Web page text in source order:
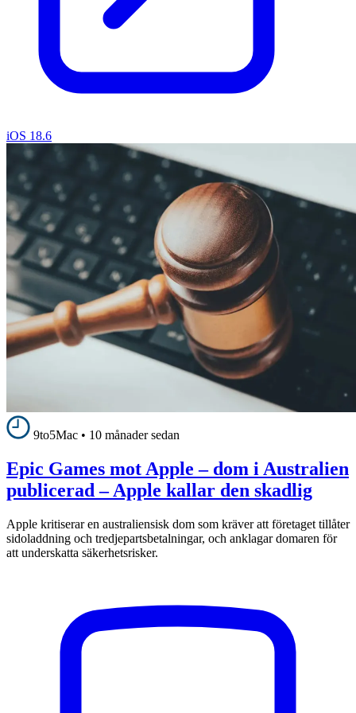
iOS 18.6
9to5Mac • 10 månader sedan
Epic Games mot Apple – dom i Australien
publicerad – Apple kallar den skadlig
Apple kritiserar en australiensisk dom som kräver att företaget tillåter
sidoladdning och tredjepartsbetalningar, och anklagar domaren för
att underskatta säkerhetsrisker.